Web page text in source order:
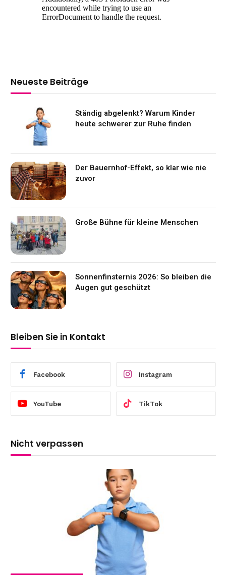
Neueste Beiträge
Ständig abgelenkt? Warum Kinder
heute schwerer zur Ruhe finden
Der Bauernhof-Effekt, so klar wie nie
zuvor
Große Bühne für kleine Menschen
Sonnenfinsternis 2026: So bleiben die
Augen gut geschützt
Bleiben Sie in Kontakt
Facebook Instagram
YouTube TikTok
Nicht verpassen